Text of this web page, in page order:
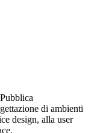
di ambienti
design, alla user